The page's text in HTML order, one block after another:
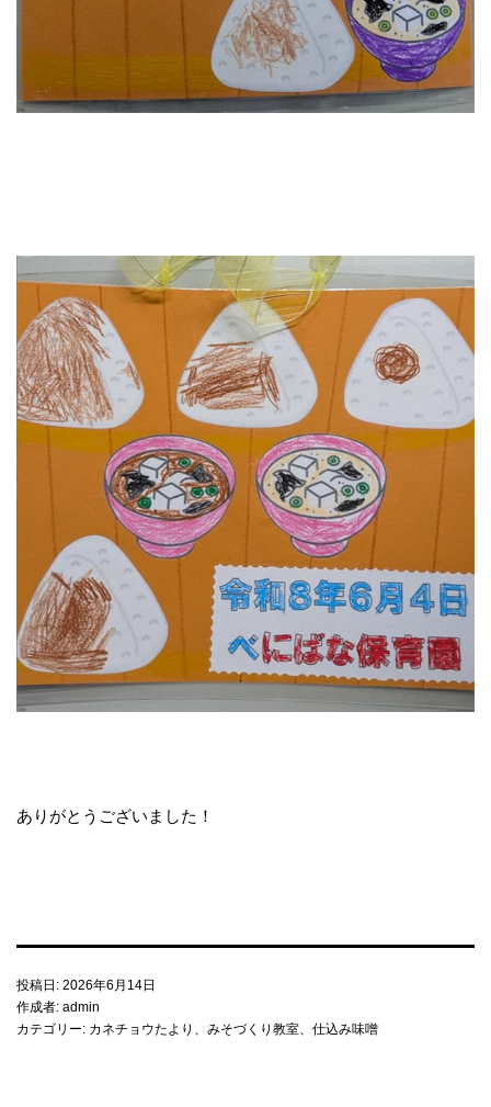
麹に込めた変わらぬ想い
カネチョウ印の由来
取扱店一覧
リンク集
ありがとうございました！
投稿日: 2026年6月14日
作成者: admin
カテゴリー: カネチョウたより 、 みそづくり教室、 仕込み味噌